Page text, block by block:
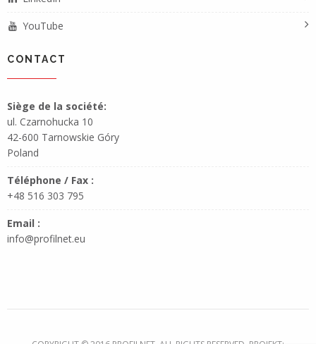
YouTube
CONTACT
Siège de la société:
ul. Czarnohucka 10
42-600 Tarnowskie Góry
Poland
Téléphone / Fax :
+48 516 303 795
Email :
info@profilnet.eu